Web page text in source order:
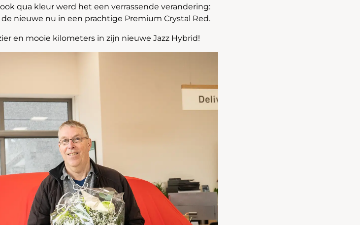
qua kleur werd het een verrassende verandering:
nieuwe nu in een prachtige Premium Crystal Red.
en mooie kilometers in zijn nieuwe Jazz Hybrid!